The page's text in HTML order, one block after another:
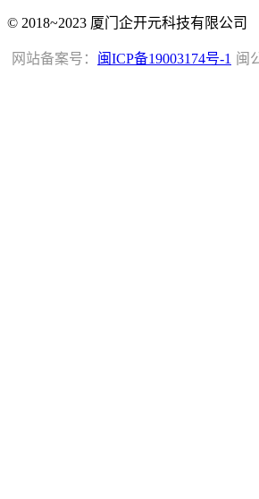
© 2018~2023 厦门企开元科技有限公司
闽
网站备案号： 闽ICP备19003174号-1